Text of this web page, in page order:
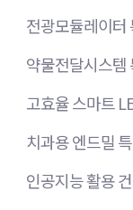
전광모듈레이터
약물전달시스템
고효율 스마트
치과용 엔드밀
인공지능 활용